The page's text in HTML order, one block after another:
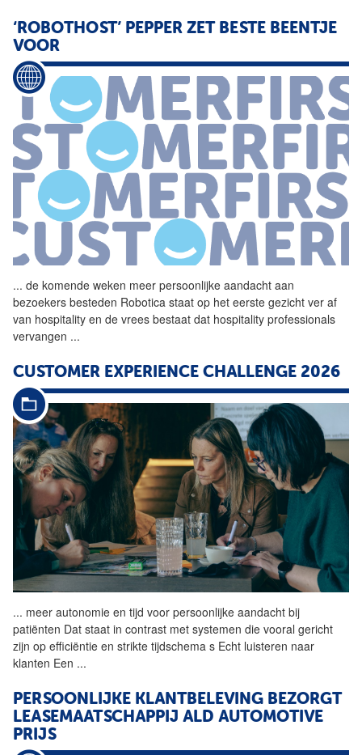
‘ROBOTHOST’ PEPPER ZET BESTE BEENTJE
VOOR
... de komende weken meer persoonlijke aandacht aan
bezoekers besteden Robotica staat op het eerste gezicht ver af
van hospitality en de vrees bestaat dat hospitality professionals
vervangen ...
CUSTOMER EXPERIENCE CHALLENGE 2026
... meer autonomie en tijd voor persoonlijke aandacht bij
patiënten Dat staat in contrast met systemen die vooral gericht
zijn op efficiëntie en strikte tijdschema s Echt luisteren naar
klanten Een ...
PERSOONLIJKE KLANTBELEVING BEZORGT
LEASEMAATSCHAPPIJ ALD AUTOMOTIVE
PRIJS